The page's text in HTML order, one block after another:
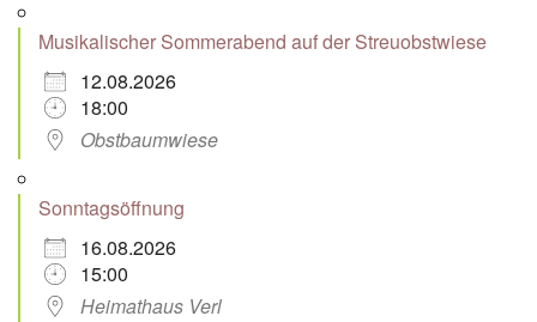
Musikalischer Sommerabend auf der Streuobstwiese
12.08.2026
18:00
Obstbaumwiese
Sonntagsöffnung
16.08.2026
15:00
Heimathaus Verl